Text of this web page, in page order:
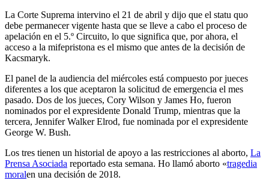
La Corte Suprema intervino el 21 de abril y dijo que el statu quo
debe permanecer vigente hasta que se lleve a cabo el proceso de
apelación en el 5.º Circuito, lo que significa que, por ahora, el
acceso a la mifepristona es el mismo que antes de la decisión de
Kacsmaryk.
El panel de la audiencia del miércoles está compuesto por jueces
diferentes a los que aceptaron la solicitud de emergencia el mes
pasado. Dos de los jueces, Cory Wilson y James Ho, fueron
nominados por el expresidente Donald Trump, mientras que la
tercera, Jennifer Walker Elrod, fue nominada por el expresidente
George W. Bush.
Los tres tienen un historial de apoyo a las restricciones al aborto, La
Prensa Asociada reportado esta semana. Ho llamó aborto «tragedia
moralen una decisión de 2018.